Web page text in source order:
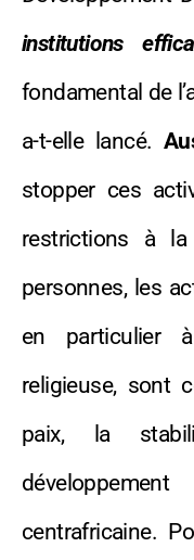
institutions
fondamental de
a-t-elle lancé.
stopper ces
restrictions à
personnes, les
en particulier
religieuse, sont
paix, la
centrafricaine.